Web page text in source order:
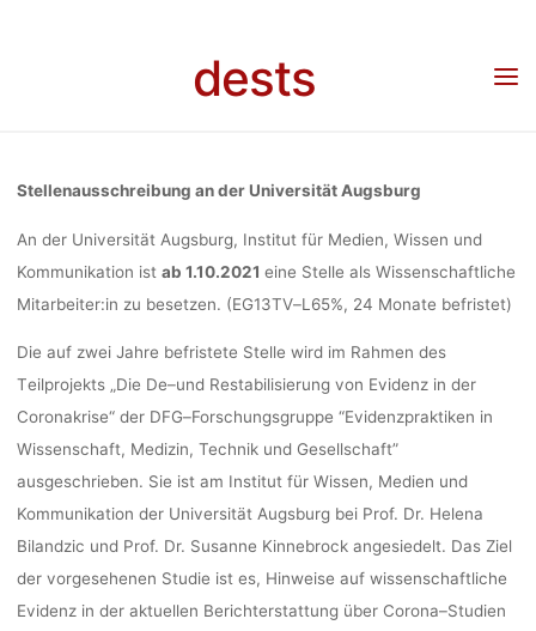
destsDE-
EVIDENZ
Stellenangebot: Wissenschaftliche*r Mitarbeiter*in (65%) im
Teilprojekt “Die De- und Restabilisierung von Evidenz in der Coronakrise” an der
Stellenausschreibung an der Universität Augsburg
An der Universität Augsburg, Institut für Medien, Wissen und
Kommunikation ist ab 1.10.2021 eine Stelle als Wissenschaftliche
Mitarbeiter:in zu besetzen. (EG13TV–L 65%, 24 Monate befristet)
Die auf zwei Jahre befristete Stelle wird im Rahmen des
Teilprojekts „Die De–und Restabilisierung von Evidenz in der
Coronakrise“ der DFG–Forschungsgruppe “Evidenzpraktiken in
Wissenschaft, Medizin, Technik und Gesellschaft”
ausgeschrieben. Sie ist am Institut für Wissen, Medien und
Kommunikation der Universität Augsburg bei Prof. Dr. Helena
Bilandzic und Prof. Dr. Susanne Kinnebrock angesiedelt. Das Ziel
der vorgesehenen Studie ist es, Hinweise auf wissenschaftliche
Evidenz in der aktuellen Berichterstattung über Corona–Studien